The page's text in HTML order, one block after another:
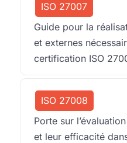
ISO 27007
Guide pour la
et externes
certification ISO
ISO 27008
Porte sur
et leur efficacité